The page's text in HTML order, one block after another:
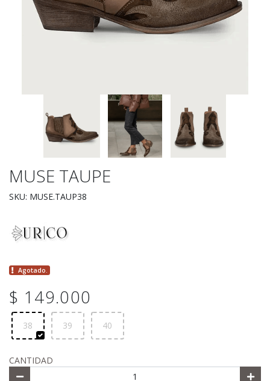
MUSE TAUPE
SKU: MUSE.TAUP38
Agotado.
$ 149.000
38 39 40
CANTIDAD